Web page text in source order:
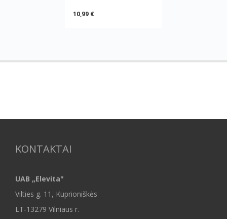
10,99 €
KONTAKTAI
UAB „Elevita"
Vilties g. 11, Kuprioniškės
LT-13279 Vilniaus r.